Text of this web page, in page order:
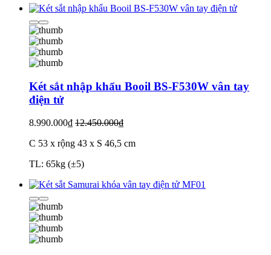
Két sắt nhập khẩu Booil BS-F530W vân tay
điện tử
8.990.000₫ 12.450.000₫
C 53 x rộng 43 x S 46,5 cm
TL: 65kg (±5)